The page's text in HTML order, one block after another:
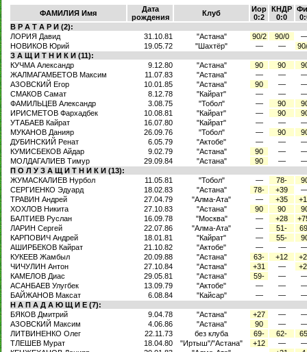
ФАМИЛИЯ Имя
Дата
рождения
Клуб
Иор
0:2
КНДР
0:0
В Р А Т А Р И (2):
ЛОРИЯ Давид
31.10.81 "Астана" 90/2 90/0
НОВИКОВ Юрий
19.05.72 "Шахтёр" — —
З А Щ И Т Н И К И (11):
КУЧМА Александр
9.12.80 "Астана" 90 90
ЖАЛМАГАМБЕТОВ Максим
11.07.83 "Астана" — —
АЗОВСКИЙ Егор
10.01.85 "Астана" 90 —
СМАКОВ Самат
8.12.78 "Кайрат" — —
ФАМИЛЬЦЕВ Александр
3.08.75 "Тобол" — 90
ИРИСМЕТОВ Фархадбек
10.08.81 "Кайрат" — 90
УТАБАЕВ Кайрат
16.07.80 "Кайрат" — —
МУКАНОВ Данияр
26.09.76 "Тобол" — 90
ДУБИНСКИЙ Ренат
6.05.79 "Актобе" — —
КУМИСБЕКОВ Айдар
9.02.79 "Астана" 90 —
МОЛДАГАЛИЕВ Тимур
29.09.84 "Астана" 90 —
П О Л У З А Щ И Т Н И К И (13):
ЖУМАСКАЛИЕВ Нурбол
11.05.81 "Тобол" — 78-
СЕРГИЕНКО Эдуард
18.02.83 "Астана" 78- +39
ТРАВИН Андрей
27.04.79 "Алма-Ата" — +35
ХОХЛОВ Никита
27.10.83 "Астана" 90 90
БАЛТИЕВ Руслан
16.09.78 "Москва" — +28
ЛАРИН Сергей
22.07.86 "Алма-Ата" — 51-
КАРПОВИЧ Андрей
18.01.81 "Кайрат" — 55-
АШИРБЕКОВ Кайрат
21.10.82 "Актобе" — —
КУКЕЕВ Жамбыл
20.09.88 "Астана" 63- +12
ЧИЧУЛИН Антон
27.10.84 "Астана" +31 —
КАМЕЛОВ Диас
29.05.81 "Астана" 59- —
АСАНБАЕВ Улугбек
13.09.79 "Актобе" — —
БАЙЖАНОВ Максат
6.08.84 "Кайсар" — —
Н А П А Д А Ю Щ И Е (7):
БЯКОВ Дмитрий
9.04.78 "Астана" +27 —
АЗОВСКИЙ Максим
4.06.86 "Астана" 90 —
ЛИТВИНЕНКО Олег
22.11.73 без клуба 69- 62-
ТЛЕШЕВ Мурат
18.04.80 "Иртыш"/"Астана" +12 —